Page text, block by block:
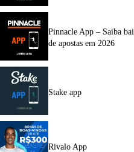
Pinnacle App – Saiba
de apostas em 2026
Stake app
Rivalo App